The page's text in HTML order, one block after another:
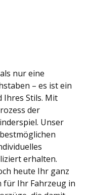
nur eine
– es ist ein
Ihres Stils. Mit
der
Unser
erhalten.
heute Ihr ganz
für Ihr Fahrzeug in